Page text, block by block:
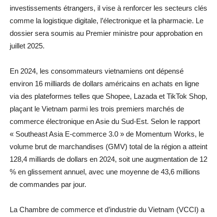
investissements étrangers, il vise à renforcer les secteurs clés
comme la logistique digitale, l’électronique et la pharmacie. Le
dossier sera soumis au Premier ministre pour approbation en
juillet 2025.
En 2024, les consommateurs vietnamiens ont dépensé
environ 16 milliards de dollars américains en achats en ligne
via des plateformes telles que Shopee, Lazada et TikTok Shop,
plaçant le Vietnam parmi les trois premiers marchés de
commerce électronique en Asie du Sud-Est. Selon le rapport
« Southeast Asia E-commerce 3.0 » de Momentum Works, le
volume brut de marchandises (GMV) total de la région a atteint
128,4 milliards de dollars en 2024, soit une augmentation de 12
% en glissement annuel, avec une moyenne de 43,6 millions
de commandes par jour.
La Chambre de commerce et d’industrie du Vietnam (VCCI) a